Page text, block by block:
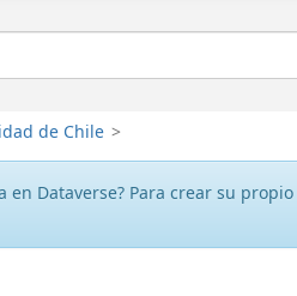
de Chile >
en Dataverse? Para crear su